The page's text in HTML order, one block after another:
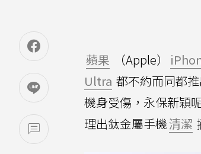
蘋果 （Apple）
Ultra 都不約而同都
機身受傷，永保新穎
理出鈦金屬手機清潔